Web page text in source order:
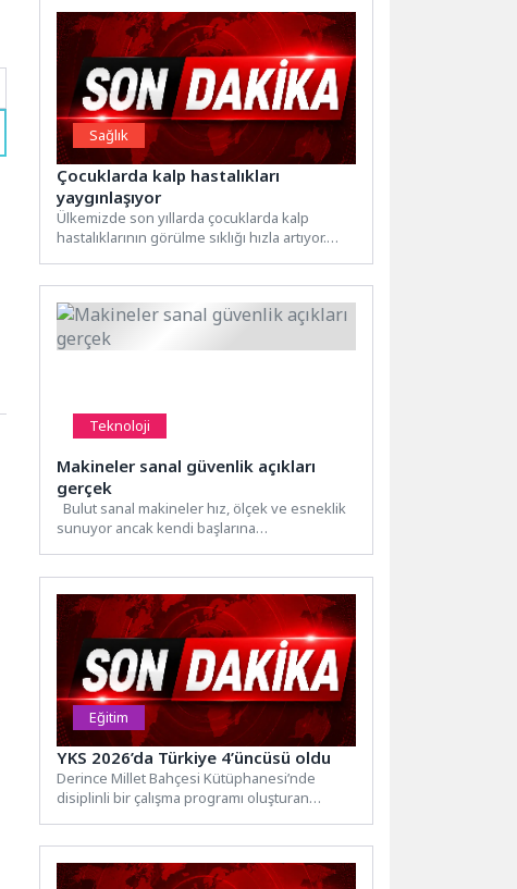
Sağlık
Çocuklarda kalp hastalıkları
yaygınlaşıyor
Ülkemizde son yıllarda çocuklarda kalp
hastalıklarının görülme sıklığı hızla artıyor.
Teknoloji
Makineler sanal güvenlik açıkları
gerçek
Bulut sanal makineler hız, ölçek ve esneklik
sunuyor ancak kendi başlarına
Eğitim
YKS 2026’da Türkiye 4’üncüsü oldu
Derince Millet Bahçesi Kütüphanesi’nde
disiplinli bir çalışma programı oluşturan